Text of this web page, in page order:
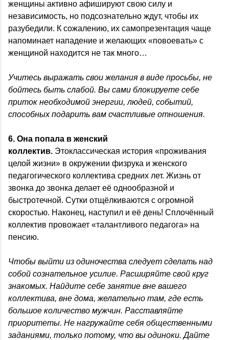
женщины активно афишируют свою силу и
независимость, но подсознательно ждут, чтобы их
разубедили. К сожалению, их самопрезентация чаще
напоминает нападение и желающих «повоевать» с
женщиной находится не так много…
Учитесь выражать свои желания в виде просьбы, не
бойтесь быть слабой. Вы сами блокируете себе
приток необходимой энергии, людей, событий,
способных подарить вам счастливые отношения.
6. Она попала в женский
коллектив. Этоклассическая история «проживания
целой жизни» в окружении физрука и женского
педагогического коллектива средних лет. Жизнь от
звонка до звонка делает её однообразной и
быстротечной. Сутки отщёлкиваются с огромной
скоростью. Наконец, наступил и её день! Сплочённый
коллектив провожает «талантливого педагога» на
пенсию.
Чтобы выйти из одиночества следует сделать над
собой сознательное усилие. Расширяйте свой круг
знакомых. Найдите себе занятие вне вашего
коллектива, вне дома, желательно там, где есть
большое количество мужчин. Расставляйте
приоритеты. Не нагружайте себя общественными
заданиями, только потому, что вы одиноки. Дайте